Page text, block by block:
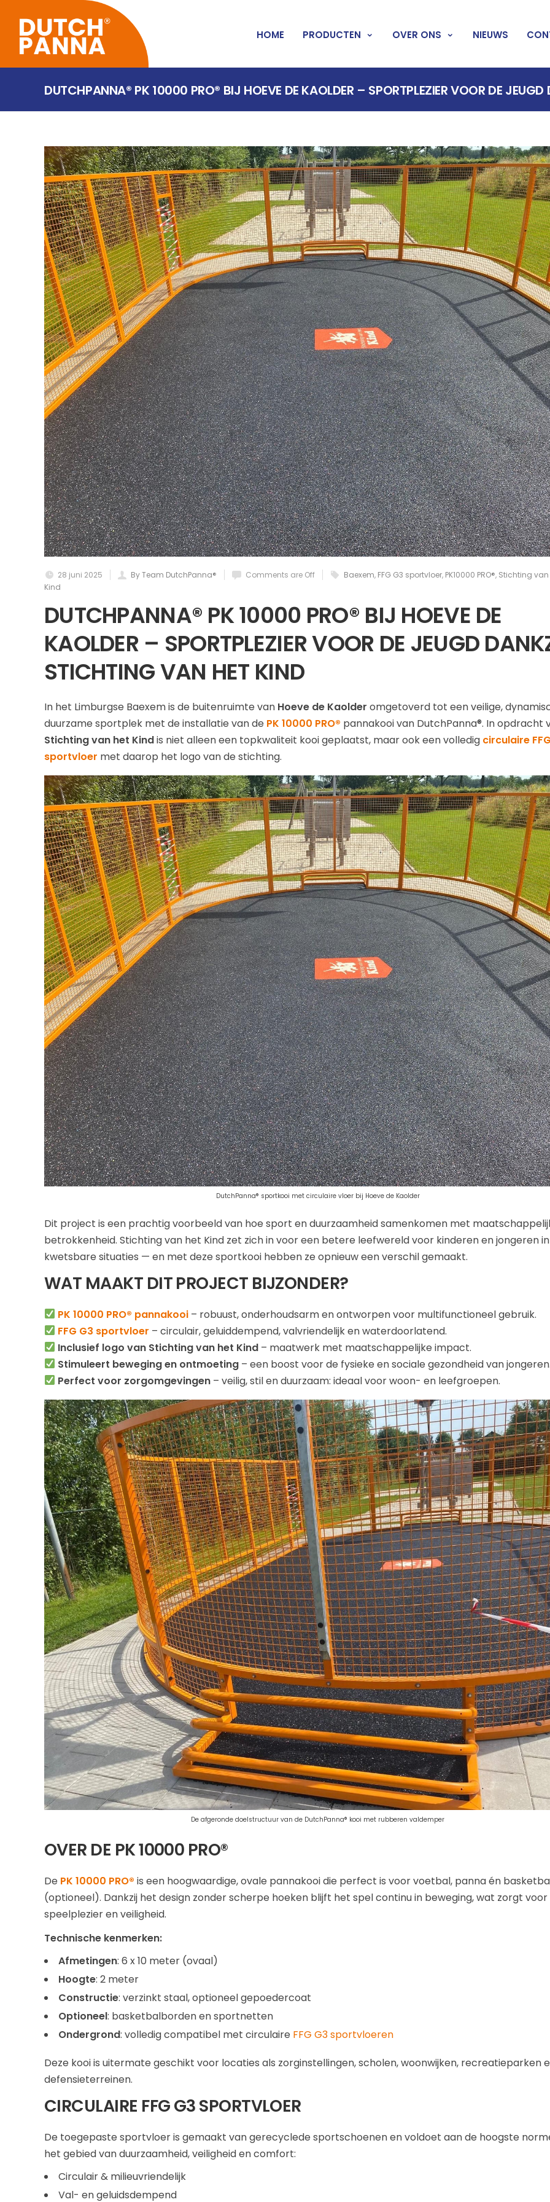
HOME PRODUCTEN OVER ONS NIEUWS
DUTCHPANNA® PK 10000 PRO® BIJ HOEVE DE KAOLDER – SPORTPLEZIER VOOR DE
28 juni 2025 By Team DutchPanna® Comments are Off Baexem, FFG G3 sportvloer, PK10000 PRO®, Stichting van
Kind
DUTCHPANNA® PK 10000 PRO® BIJ HOEVE DE
KAOLDER – SPORTPLEZIER VOOR DE JEUGD
STICHTING VAN HET KIND
In het Limburgse Baexem is de buitenruimte van Hoeve de Kaolder omgetoverd tot een veilige,
duurzame sportplek met de installatie van de PK 10000 PRO® pannakooi van DutchPanna®. In opdracht
Stichting van het Kindis niet alleen een topkwaliteit kooi geplaatst, maar ook een volledig circulaire
sportvloer met daarop het logo van de stichting.
DutchPanna® sportkooi met circulaire vloer bij Hoeve de Kaolder
Dit project is een prachtig voorbeeld van hoe sport en duurzaamheid samenkomen met
betrokkenheid. Stichting van het Kind zet zich in voor een betere leefwereld voor kinderen en jongeren in
kwetsbare situaties — en met deze sportkooi hebben ze opnieuw een verschil gemaakt.
WAT MAAKT DIT PROJECT BIJZONDER?
PK 10000 PRO® pannakooi – robuust, onderhoudsarm en ontworpen voor multifunctioneel gebruik.
FFG G3 sportvloer – circulair, geluiddempend, valvriendelijk en waterdoorlatend.
Inclusief logo van Stichting van het Kind – maatwerk met maatschappelijke impact.
Stimuleert beweging en ontmoeting – een boost voor de fysieke en sociale gezondheid van
Perfect voor zorgomgevingen – veilig, stil en duurzaam: ideaal voor woon- en leefgroepen.
De afgeronde doelstructuur van de DutchPanna® kooi met rubberen valdemper
OVER DE PK 10000 PRO®
De PK 10000 PRO® is een hoogwaardige, ovale pannakooi die perfect is voor voetbal, panna én
(optioneel). Dankzij het design zonder scherpe hoeken blijft het spel continu in beweging, wat zorgt
speelplezier en veiligheid.
Technische kenmerken:
Afmetingen: 6 x 10 meter (ovaal)
Hoogte: 2 meter
Constructie: verzinkt staal, optioneel gepoedercoat
Optioneel: basketbalborden en sportnetten
Ondergrond: volledig compatibel met circulaire FFG G3 sportvloeren
Deze kooi is uitermate geschikt voor locaties als zorginstellingen, scholen, woonwijken, recreatieparken
defensieterreinen.
CIRCULAIRE FFG G3 SPORTVLOER
De toegepaste sportvloer is gemaakt van gerecyclede sportschoenen en voldoet aan de hoogste
het gebied van duurzaamheid, veiligheid en comfort:
Circulair & milieuvriendelijk
Val- en geluidsdempend